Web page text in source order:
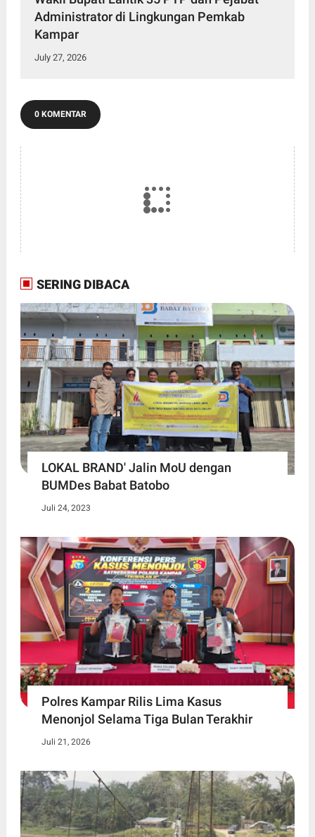
Administrator di Lingkungan Pemkab
Kampar
July 27, 2026
0 KOMENTAR
SERING DIBACA
LOKAL BRAND' Jalin MoU dengan
BUMDes Babat Batobo
Juli 24, 2023
Polres Kampar Rilis Lima Kasus
Menonjol Selama Tiga Bulan Terakhir
Juli 21, 2026